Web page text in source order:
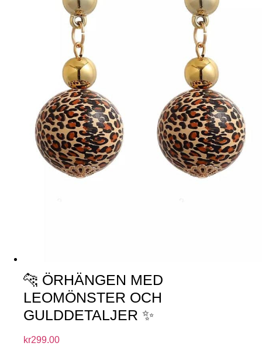
🐆 ÖRHÄNGEN MED
LEOMÖNSTER OCH
GULDDETALJER ✨
kr299.00